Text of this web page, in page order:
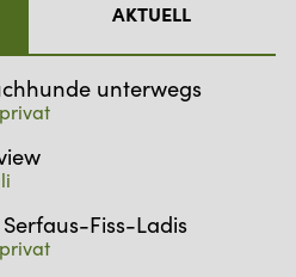
AKTUELL
unterwegs
Fiss-Ladis